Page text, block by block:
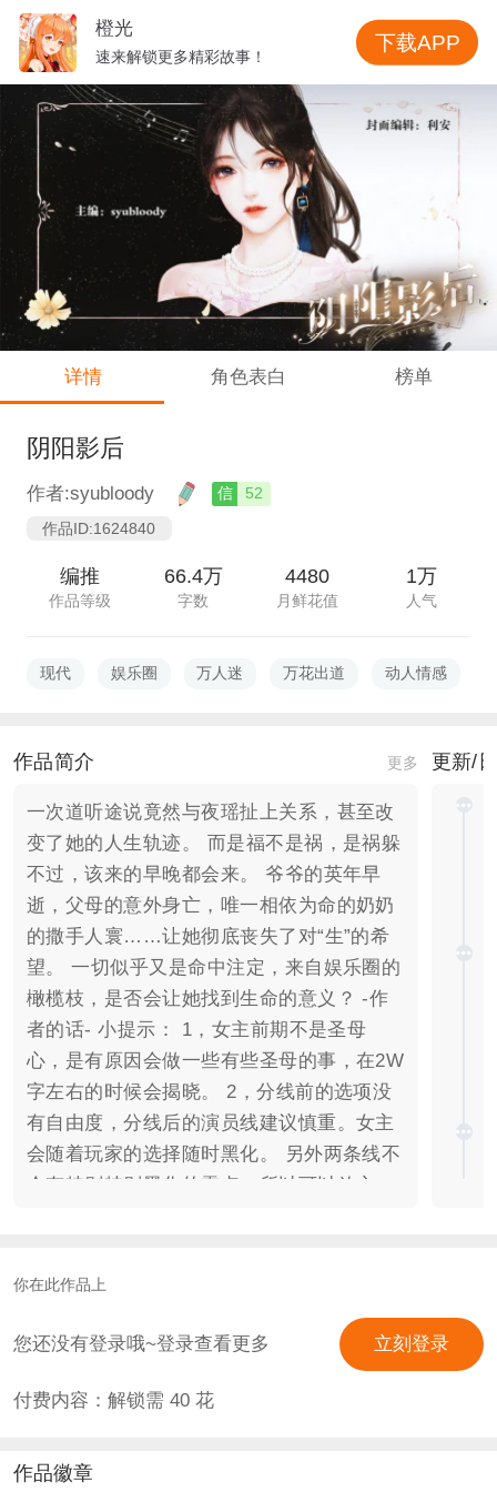
详情 角色表白 榜单
阴阳影后
作者:syubloody 信
52
作品ID:1624840
编推
作品等级
66.4万
字数
4480
月鲜花值
1万
人气
现代 娱乐圈 万人迷 万花出道 动人情感
作品简介 更多
一次道听途说竟然与夜瑶扯上关系，甚至改
变了她的人生轨迹。 而是福不是祸，是祸躲
不过，该来的早晚都会来。 爷爷的英年早
逝，父母的意外身亡，唯一相依为命的奶奶
的撒手人寰……让她彻底丧失了对“生”的希
望。 一切似乎又是命中注定，来自娱乐圈的
橄榄枝，是否会让她找到生命的意义？ -作
者的话- 小提示： 1，女主前期不是圣母
心，是有原因会做一些有些圣母的事，在2W
字左右的时候会揭晓。 2，分线前的选项没
有自由度，分线后的演员线建议慎重。女主
会随着玩家的选择随时黑化。 另外两条线不
会有特别特别黑化的雷点，所以可以放心。
《超打女王》的人物，已得到原作者奶油起
用新的立绘，并不会用原立绘。也请各位慎
重，么么哒！ 快捷通道不包含演员线中的黑
线，也不包含隐藏线。 标签：BG/娱乐圈/灵
更新时间：每星期六 更新字数：3000+ 预计
更新/
你在此作品上
您还没有登录哦~登录查看更多 立刻登录
付费内容：解锁需 40花
作品徽章
橙光
速来解锁更多精彩故事！
下载APP